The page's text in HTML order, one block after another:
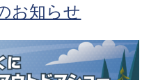
お知らせ